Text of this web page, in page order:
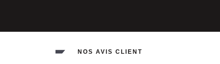
NOS AVIS CLIENT